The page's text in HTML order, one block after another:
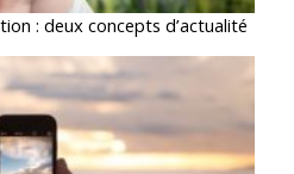
: deux concepts d’actualité